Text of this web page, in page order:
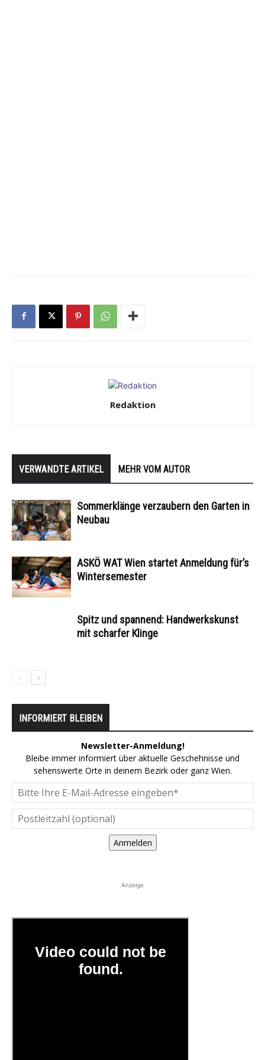
Redaktion
VERWANDTE ARTIKEL MEHR VOM AUTOR
Sommerklänge verzaubern den Garten in
Neubau
ASKÖ WAT Wien startet Anmeldung für’s
Wintersemester
Spitz und spannend: Handwerkskunst
mit scharfer Klinge
INFORMIERT BLEIBEN
Newsletter-Anmeldung!
Bleibe immer informiert über aktuelle Geschehnisse und
sehenswerte Orte in deinem Bezirk oder ganz Wien.
Anmelden
Anzeige